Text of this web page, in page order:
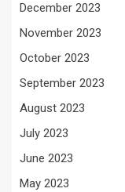
December 2023
November 2023
October 2023
September 2023
August 2023
July 2023
June 2023
May 2023